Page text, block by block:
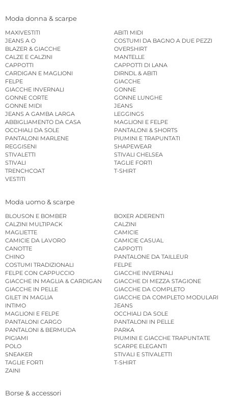
Moda donna & scarpe
MAXIVESTITI
ABITI MIDI
JEANS A O
COSTUMI DA BAGNO A DUE PEZZI
BLAZER & GIACCHE
OVERSHIRT
CALZE E CALZINI
MANTELLE
CAPPOTTI
CAPPOTTI DI LANA
CARDIGAN E MAGLIONI
DIRNDL & ABITI
FELPE
GIACCHE
GIACCHE INVERNALI
GONNE
GONNE CORTE
GONNE LUNGHE
GONNE MIDI
JEANS
JEANS A GAMBA LARGA
LEGGINGS
ABBIGLIAMENTO DA CASA
MAGLIONI E FELPE
OCCHIALI DA SOLE
PANTALONI & SHORTS
PANTALONI MARLENE
PIUMINI E TRAPUNTATI
REGGISENI
SHAPEWEAR
STIVALETTI
STIVALI CHELSEA
STIVALI
TAGLIE FORTI
TRENCHCOAT
T-SHIRT
VESTITI
Moda uomo & scarpe
BLOUSON E BOMBER
BOXER ADERENTI
CALZINI MULTIPACK
CALZINI
MAGLIETTE
CAMICIE
CAMICIE DA LAVORO
CAMICIE CASUAL
CANOTTE
CAPPOTTI
CHINO
PANTALONE DA TAILLEUR
COSTUMI TRADIZIONALI
FELPE
FELPE CON CAPPUCCIO
GIACCHE INVERNALI
GIACCHE IN MAGLIA & CARDIGAN
GIACCHE DI MEZZA STAGIONE
GIACCHE IN PELLE
GIACCHE DA COMPLETO
GILET IN MAGLIA
GIACCHE DA COMPLETO MODULARI
INTIMO
JEANS
MAGLIONI E FELPE
OCCHIALI DA SOLE
PANTALONI CARGO
PANTALONI IN PELLE
PANTALONI & BERMUDA
PARKA
PIGIAMI
PIUMINI E GIACCHE TRAPUNTATE
POLO
SCARPE ELEGANTI
SNEAKER
STIVALI E STIVALETTI
TAGLIE FORTI
T-SHIRT
ZAINI
Borse & accessori